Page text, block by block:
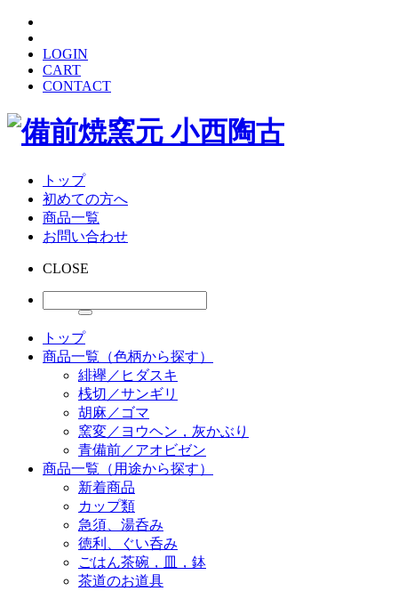
LOGIN
CART
CONTACT
トップ
初めての方へ
商品一覧
お問い合わせ
CLOSE
トップ
商品一覧（色柄から探す）
緋襷／ヒダスキ
桟切／サンギリ
胡麻／ゴマ
窯変／ヨウヘン，灰かぶり
青備前／アオビゼン
商品一覧（用途から探す）
新着商品
カップ類
急須、湯呑み
徳利、ぐい呑み
ごはん茶碗，皿，鉢
茶道のお道具